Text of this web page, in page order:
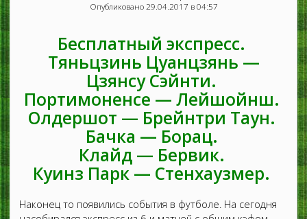
m
u
o
o
w
n
m
e
n
PRO VIP ПРОГНОЗЫ
e
n
d
r
o
p
d
o
w
n
m
e
n
u
СТАТИСТИКА ОСТАНОВЛЕННЫХ ПРОГНОЗОВ
(СТОП)
d
m
e
n
u
КОНТАКТЫ
Опубликовано 29.04.2017 в 04:57
Бесплатный экспресс.
Тяньцзинь Цуанцзянь —
Цзянсу Сэйнти.
Портимоненсе — Лейшойнш.
Олдершот — Брейнтри Таун.
Бачка — Борац.
Клайд — Бервик.
Куинз Парк — Стенхаузмер.
Наконец то появились события в футболе. На сегодня